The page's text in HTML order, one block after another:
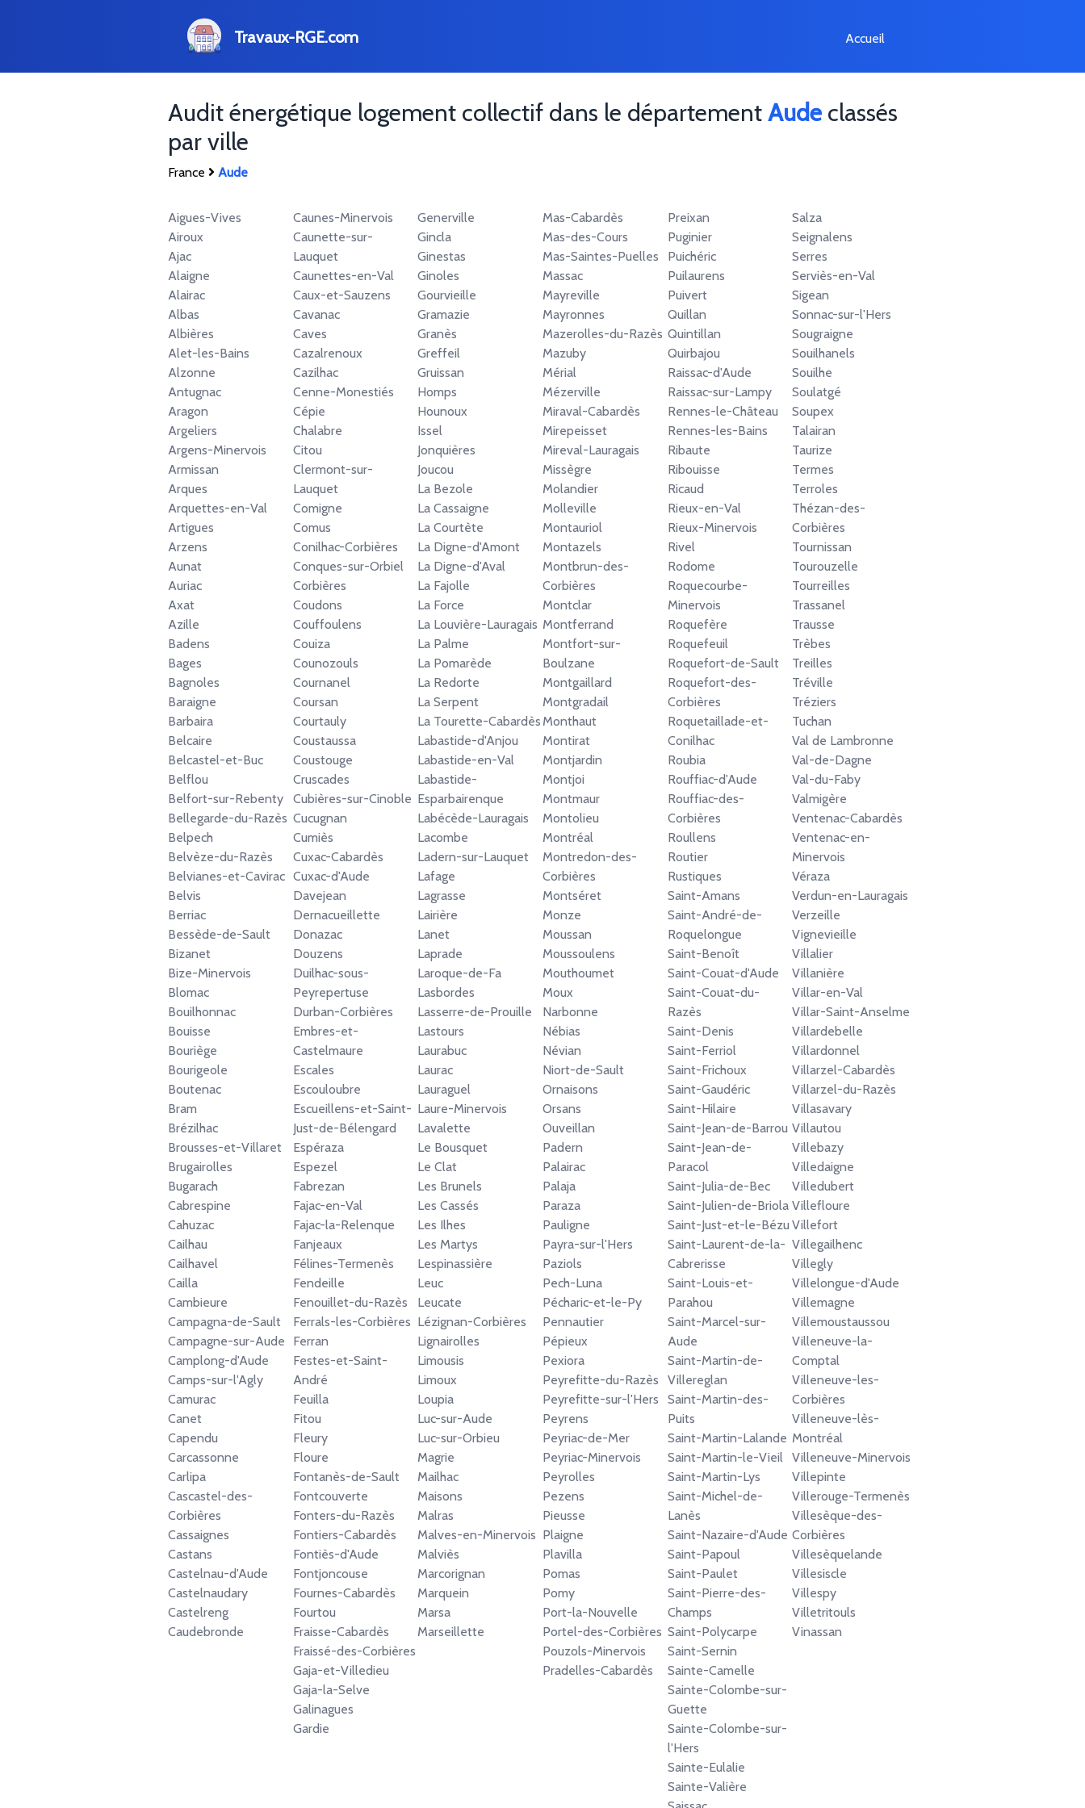
Travaux-RGE.com Accueil
Audit énergétique logement collectif dans le départementAude classés
par ville
France Aude
Aigues-Vives
Airoux
Ajac
Alaigne
Alairac
Albas
Albières
Alet-les-Bains
Alzonne
Antugnac
Aragon
Argeliers
Argens-Minervois
Armissan
Arques
Arquettes-en-Val
Artigues
Arzens
Aunat
Auriac
Axat
Azille
Badens
Bages
Bagnoles
Baraigne
Barbaira
Belcaire
Belcastel-et-Buc
Belflou
Belfort-sur-Rebenty
Bellegarde-du-Razès
Belpech
Belvèze-du-Razès
Belvianes-et-Cavirac
Belvis
Berriac
Bessède-de-Sault
Bizanet
Bize-Minervois
Blomac
Bouilhonnac
Bouisse
Bouriège
Bourigeole
Boutenac
Bram
Brézilhac
Brousses-et-Villaret
Brugairolles
Bugarach
Cabrespine
Cahuzac
Cailhau
Cailhavel
Cailla
Cambieure
Campagna-de-Sault
Campagne-sur-Aude
Camplong-d'Aude
Camps-sur-l'Agly
Camurac
Canet
Capendu
Carcassonne
Carlipa
Cascastel-des-
Corbières
Cassaignes
Castans
Castelnau-d'Aude
Castelnaudary
Castelreng
Caudebronde
Caunes-Minervois
Caunette-sur-
Lauquet
Caunettes-en-Val
Caux-et-Sauzens
Cavanac
Caves
Cazalrenoux
Cazilhac
Cenne-Monestiés
Cépie
Chalabre
Citou
Clermont-sur-
Lauquet
Comigne
Comus
Conilhac-Corbières
Conques-sur-Orbiel
Corbières
Coudons
Couffoulens
Couiza
Counozouls
Cournanel
Coursan
Courtauly
Coustaussa
Coustouge
Cruscades
Cubières-sur-Cinoble
Cucugnan
Cumiès
Cuxac-Cabardès
Cuxac-d'Aude
Davejean
Dernacueillette
Donazac
Douzens
Duilhac-sous-
Peyrepertuse
Durban-Corbières
Embres-et-
Castelmaure
Escales
Escouloubre
Escueillens-et-Saint-
Just-de-Bélengard
Espéraza
Espezel
Fabrezan
Fajac-en-Val
Fajac-la-Relenque
Fanjeaux
Félines-Termenès
Fendeille
Fenouillet-du-Razès
Ferrals-les-Corbières
Ferran
Festes-et-Saint-
André
Feuilla
Fitou
Fleury
Floure
Fontanès-de-Sault
Fontcouverte
Fonters-du-Razès
Fontiers-Cabardès
Fontiès-d'Aude
Fontjoncouse
Fournes-Cabardès
Fourtou
Fraisse-Cabardès
Fraissé-des-Corbières
Gaja-et-Villedieu
Gaja-la-Selve
Galinagues
Gardie
Generville
Gincla
Ginestas
Ginoles
Gourvieille
Gramazie
Granès
Greffeil
Gruissan
Homps
Hounoux
Issel
Jonquières
Joucou
La Bezole
La Cassaigne
La Courtète
La Digne-d'Amont
La Digne-d'Aval
La Fajolle
La Force
La Louvière-Lauragais
La Palme
La Pomarède
La Redorte
La Serpent
La Tourette-Cabardès
Labastide-d'Anjou
Labastide-en-Val
Labastide-
Esparbairenque
Labécède-Lauragais
Lacombe
Ladern-sur-Lauquet
Lafage
Lagrasse
Lairière
Lanet
Laprade
Laroque-de-Fa
Lasbordes
Lasserre-de-Prouille
Lastours
Laurabuc
Laurac
Lauraguel
Laure-Minervois
Lavalette
Le Bousquet
Le Clat
Les Brunels
Les Cassés
Les Ilhes
Les Martys
Lespinassière
Leuc
Leucate
Lézignan-Corbières
Lignairolles
Limousis
Limoux
Loupia
Luc-sur-Aude
Luc-sur-Orbieu
Magrie
Mailhac
Maisons
Malras
Malves-en-Minervois
Malviès
Marcorignan
Marquein
Marsa
Marseillette
Mas-Cabardès
Mas-des-Cours
Mas-Saintes-Puelles
Massac
Mayreville
Mayronnes
Mazerolles-du-Razès
Mazuby
Mérial
Mézerville
Miraval-Cabardès
Mirepeisset
Mireval-Lauragais
Missègre
Molandier
Molleville
Montauriol
Montazels
Montbrun-des-
Corbières
Montclar
Montferrand
Montfort-sur-
Boulzane
Montgaillard
Montgradail
Monthaut
Montirat
Montjardin
Montjoi
Montmaur
Montolieu
Montréal
Montredon-des-
Corbières
Montséret
Monze
Moussan
Moussoulens
Mouthoumet
Moux
Narbonne
Nébias
Névian
Niort-de-Sault
Ornaisons
Orsans
Ouveillan
Padern
Palairac
Palaja
Paraza
Pauligne
Payra-sur-l'Hers
Paziols
Pech-Luna
Pécharic-et-le-Py
Pennautier
Pépieux
Pexiora
Peyrefitte-du-Razès
Peyrefitte-sur-l'Hers
Peyrens
Peyriac-de-Mer
Peyriac-Minervois
Peyrolles
Pezens
Pieusse
Plaigne
Plavilla
Pomas
Pomy
Port-la-Nouvelle
Portel-des-Corbières
Pouzols-Minervois
Pradelles-Cabardès
Preixan
Puginier
Puichéric
Puilaurens
Puivert
Quillan
Quintillan
Quirbajou
Raissac-d'Aude
Raissac-sur-Lampy
Rennes-le-Château
Rennes-les-Bains
Ribaute
Ribouisse
Ricaud
Rieux-en-Val
Rieux-Minervois
Rivel
Rodome
Roquecourbe-
Minervois
Roquefère
Roquefeuil
Roquefort-de-Sault
Roquefort-des-
Corbières
Roquetaillade-et-
Conilhac
Roubia
Rouffiac-d'Aude
Rouffiac-des-
Corbières
Roullens
Routier
Rustiques
Saint-Amans
Saint-André-de-
Roquelongue
Saint-Benoît
Saint-Couat-d'Aude
Saint-Couat-du-
Razès
Saint-Denis
Saint-Ferriol
Saint-Frichoux
Saint-Gaudéric
Saint-Hilaire
Saint-Jean-de-Barrou
Saint-Jean-de-
Paracol
Saint-Julia-de-Bec
Saint-Julien-de-Briola
Saint-Just-et-le-Bézu
Saint-Laurent-de-la-
Cabrerisse
Saint-Louis-et-
Parahou
Saint-Marcel-sur-
Aude
Saint-Martin-de-
Villereglan
Saint-Martin-des-
Puits
Saint-Martin-Lalande
Saint-Martin-le-Vieil
Saint-Martin-Lys
Saint-Michel-de-
Lanès
Saint-Nazaire-d'Aude
Saint-Papoul
Saint-Paulet
Saint-Pierre-des-
Champs
Saint-Polycarpe
Saint-Sernin
Sainte-Camelle
Sainte-Colombe-sur-
Guette
Sainte-Colombe-sur-
l'Hers
Sainte-Eulalie
Sainte-Valière
Salza
Seignalens
Serres
Serviès-en-Val
Sigean
Sonnac-sur-l'Hers
Sougraigne
Souilhanels
Souilhe
Soulatgé
Soupex
Talairan
Taurize
Termes
Terroles
Thézan-des-
Corbières
Tournissan
Tourouzelle
Tourreilles
Trassanel
Trausse
Trèbes
Treilles
Tréville
Tréziers
Tuchan
Val de Lambronne
Val-de-Dagne
Val-du-Faby
Valmigère
Ventenac-Cabardès
Ventenac-en-
Minervois
Véraza
Verdun-en-Lauragais
Verzeille
Vignevieille
Villalier
Villanière
Villar-en-Val
Villar-Saint-Anselme
Villardebelle
Villardonnel
Villarzel-Cabardès
Villarzel-du-Razès
Villasavary
Villautou
Villebazy
Villedaigne
Villedubert
Villefloure
Villefort
Villegailhenc
Villegly
Villelongue-d'Aude
Villemagne
Villemoustaussou
Villeneuve-la-
Comptal
Villeneuve-les-
Corbières
Villeneuve-lès-
Montréal
Villeneuve-Minervois
Villepinte
Villerouge-Termenès
Villesèque-des-
Corbières
Villesèquelande
Villesiscle
Villespy
Villetritouls
Vinassan